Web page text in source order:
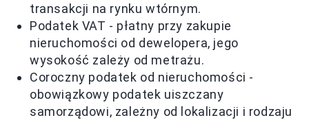
transakcji na rynku wtórnym.
Podatek VAT - płatny przy zakupie
nieruchomości od dewelopera, jego
wysokość zależy od metrażu.
Coroczny podatek od nieruchomości -
obowiązkowy podatek uiszczany
samorządowi, zależny od lokalizacji i rodzaju